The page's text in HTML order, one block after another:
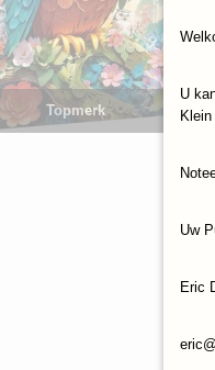
Topmerk
U
Uw
Eric